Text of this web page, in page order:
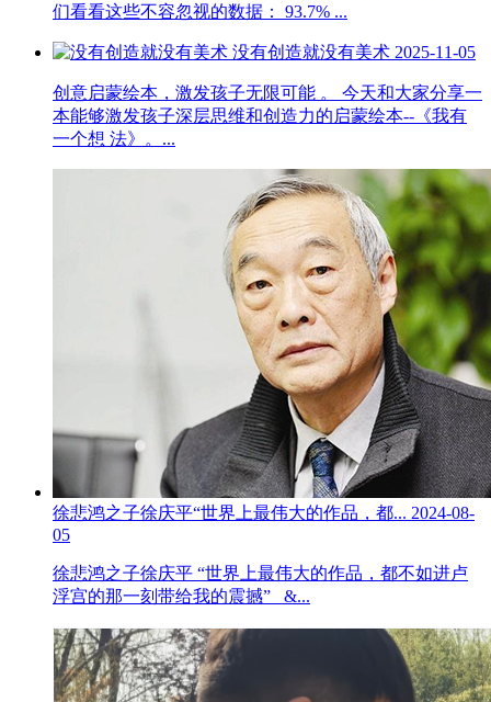
们看看这些不容忽视的数据： 93.7% ...
没有创造就没有美术 2025-11-05
创意启蒙绘本，激发孩子无限可能 。 今天和大家分享一
本能够激发孩子深层思维和创造力的启蒙绘本--《我有
一个想 法》。...
徐悲鸿之子徐庆平“世界上最伟大的作品，都... 2024-08-
05
徐悲鸿之子徐庆平 “世界上最伟大的作品，都不如进卢
浮宫的那一刻带给我的震撼” &...